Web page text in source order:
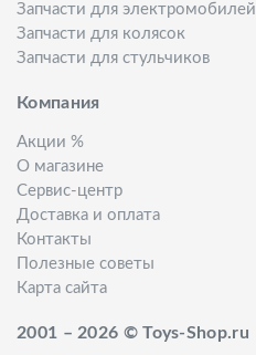
Запчасти для электромобилей
Запчасти для колясок
Запчасти для стульчиков
Компания
Акции %
О магазине
Сервис-центр
Доставка и оплата
Контакты
Полезные советы
Карта сайта
2001 – 2026 © Toys-Shop.ru